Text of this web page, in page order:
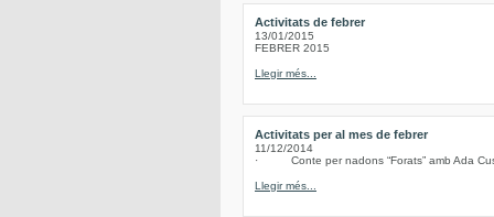
Activitats de febrer
13/01/2015
FEBRER 2015
Llegir més...
Activitats per al mes de febrer
11/12/2014
· Conte per nadons “Forats” amb Ada
Llegir més...